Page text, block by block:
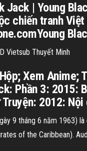
Jack | Young
chiến tranh
Vietsub Thuyết Minh
Xem Anime;
Phần 3: 2015:
Truyện: 2012:
9 tháng 6 năm 1963)
of the Caribbean).